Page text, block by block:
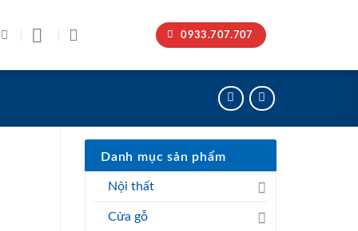
0933.707.707
Danh mục sản phẩm
Nội thất
Cửa gỗ